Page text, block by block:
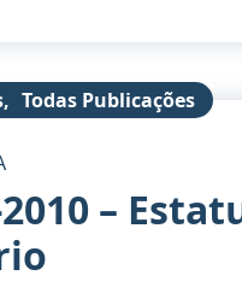
, Todas Publicações
–